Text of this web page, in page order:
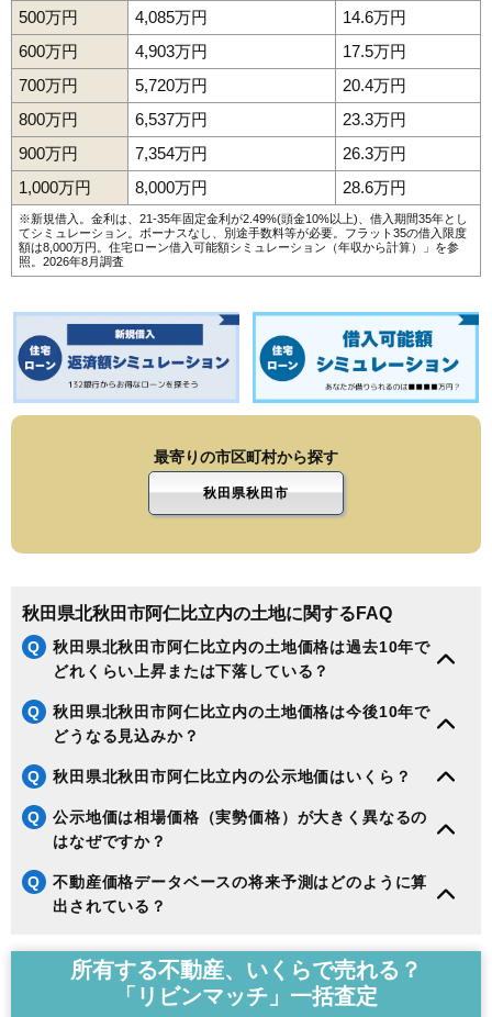
500万円
4,085万円
14.6万円
600万円
4,903万円
17.5万円
700万円
5,720万円
20.4万円
800万円
6,537万円
23.3万円
900万円
7,354万円
26.3万円
1,000万円
8,000万円 28.6万円
※新規借入。金利は、21-35年固定金利が2.49%(頭金10%以上)、借入期間35年とし
てシミュレーション。ボーナスなし、別途手数料等が必要。フラット35の借入限度
額は8,000万円。 住宅ローン借入可能額シミュレーション（年収から計算）
」を参
照。2026年8月調査
最寄りの市区町村から探す
秋田県秋田市
秋田県北秋田市阿仁比立内の土地に関するFAQ
Q
秋田県北秋田市阿仁比立内の土地価格は過去10年で
どれくらい上昇または下落している？
Q
秋田県北秋田市阿仁比立内の土地価格は今後10年で
どうなる見込みか？
Q 秋田県北秋田市阿仁比立内の公示地価はいくら？
Q
公示地価は相場価格（実勢価格）が大きく異なるの
はなぜですか？
Q
不動産価格データベースの将来予測はどのように算
出されている？
所有する不動産、いくらで売れる？
「リビンマッチ」一括査定